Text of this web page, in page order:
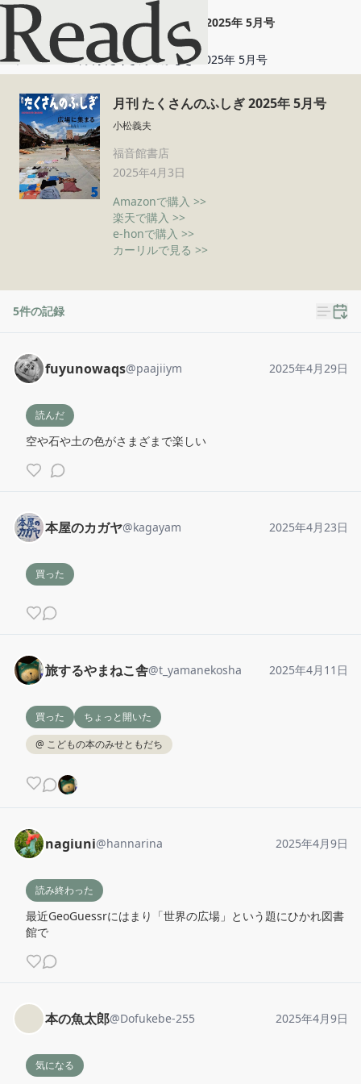
月刊 たくさんのふしぎ 2025年 5月号
ホーム 月刊 たくさんのふしぎ 2025年 5月号
月刊 たくさんのふしぎ 2025年 5月号
小松義夫
福音館書店
2025年4月3日
Amazonで購入 >>
楽天で購入 >>
e-honで購入 >>
カーリルで見る >>
5件の記録
fuyunowaqs@paajiiym 2025年4月29日
読んだ
空や石や土の色がさまざまで楽しい
本屋のカガヤ@kagayam 2025年4月23日
買った
旅するやまねこ舎@t_yamanekosha 2025年4月11日
買った
ちょっと開いた
@ こどもの本のみせともだち
nagiuni@hannarina 2025年4月9日
読み終わった
最近GeoGuessrにはまり「世界の広場」という題にひかれ図書
館で
本の魚太郎@Dofukebe-255 2025年4月9日
気になる